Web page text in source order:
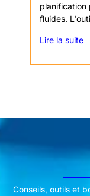
planification
fluides.
Lire la suite
Conseils, outils et